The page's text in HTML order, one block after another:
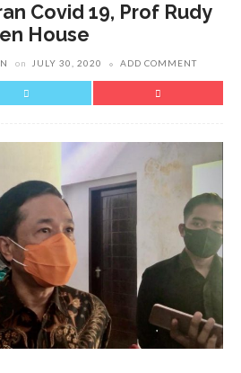
Covid 19, Prof Rudy
House
on JULY 30, 2020 ADD COMMENT